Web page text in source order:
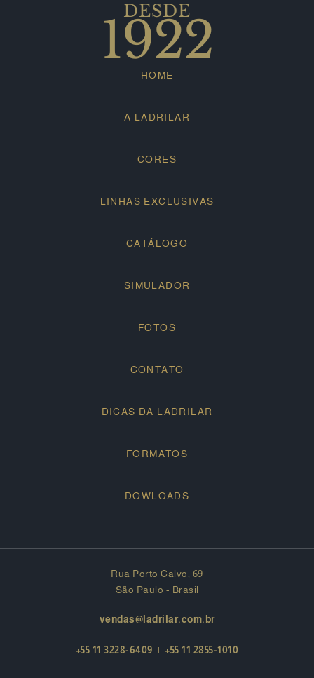
DESDE
1922
HOME
A LADRILAR
CORES
LINHAS EXCLUSIVAS
CATÁLOGO
SIMULADOR
FOTOS
CONTATO
DICAS DA LADRILAR
FORMATOS
DOWLOADS
Rua Porto Calvo, 69
São Paulo - Brasil
vendas@ladrilar.com.br
+55 11 3228-6409 | +55 11 2855-1010